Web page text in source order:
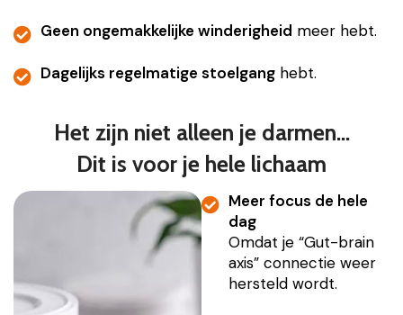
Geen ongemakkelijke winderigheid meer hebt.
Dagelijks regelmatige stoelgang hebt.
Het zijn niet alleen je darmen…
Dit is voor je hele lichaam
Meer focus de hele
dag
Omdat je “Gut-brain
axis” connectie weer
hersteld wordt.